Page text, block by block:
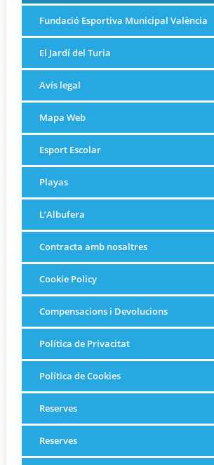
Fundació Esportiva Municipal València
El Jardí del Turia
Avís legal
Mapa Web
Esport Escolar
Playas
L’Albufera
Contracta amb nosaltres
Cookie Policy
Compensacions i Devolucions
Política de Privacitat
Política de Cookies
Reserves
Reserves